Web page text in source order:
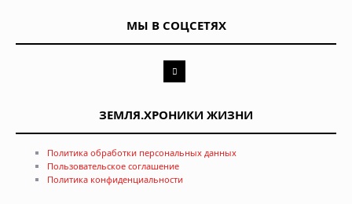
МЫ В СОЦСЕТЯХ
ЗЕМЛЯ.ХРОНИКИ ЖИЗНИ
Политика обработки персональных данных
Пользовательское соглашение
Политика конфиденциальности